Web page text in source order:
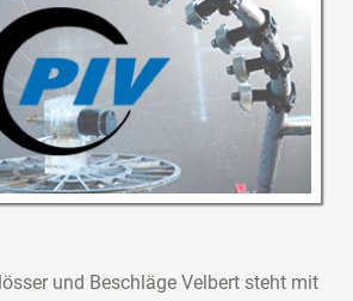
und Beschläge Velbert steht mit